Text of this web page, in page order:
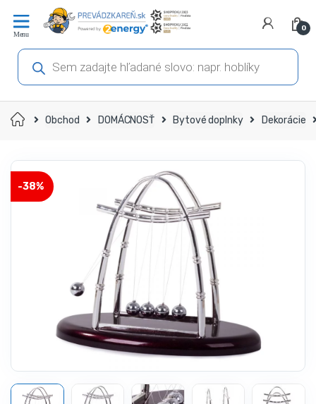
navigáciu
obsah
0
Products
search
Domov Obchod DOMÁCNOSŤ Bytové doplnky Dekorácie
-38%